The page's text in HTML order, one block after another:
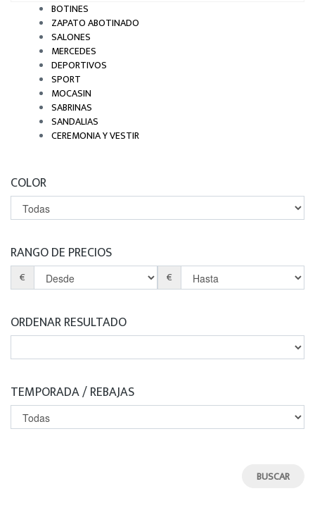
BOTINES
ZAPATO ABOTINADO
SALONES
MERCEDES
DEPORTIVOS
SPORT
MOCASIN
SABRINAS
SANDALIAS
CEREMONIA Y VESTIR
COLOR
RANGO DE PRECIOS
€ €
ORDENAR RESULTADO
TEMPORADA / REBAJAS